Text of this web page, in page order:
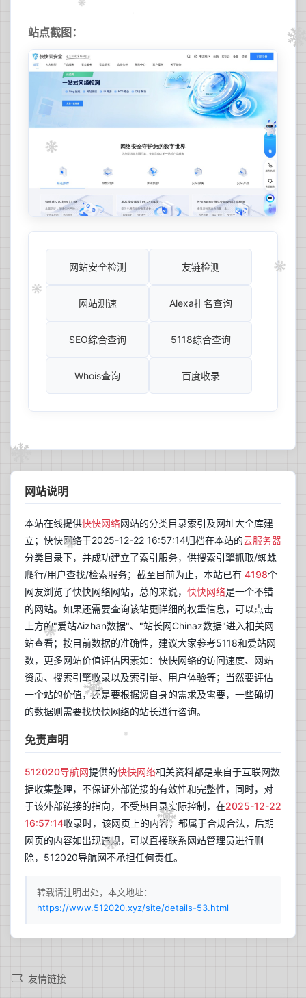
站点截图：
网站安全检测 友链检测
网站测速 Alexa排名查询
SEO综合查询 5118综合查询
Whois查询 百度收录
网站说明
本站在线提供快快网络网站的分类目录索引及网址大全库建
立；快快网络于2025-12-22 16:57:14归档在本站的云服务器
分类目录下，并成功建立了索引服务，供搜索引擎抓取/蜘蛛
爬行/用户查找/检索服务；截至目前为止，本站已有 4198个
网友浏览了快快网络网站，总的来说， 快快网络是一个不错
的网站。如果还需要查询该站更详细的权重信息，可以点击
上方的"爱站Aizhan数据"、"站长网Chinaz数据"进入相关网
站查看；按目前数据的准确性，建议大家参考5118和爱站网
数，更多网站价值评估因素如：快快网络的访问速度、网站
资质、搜索引擎收录以及索引量、用户体验等；当然要评估
一个站的价值，还是要根据您自身的需求及需要，一些确切
的数据则需要找快快网络的站长进行咨询。
免责声明
512020导航网提供的快快网络相关资料都是来自于互联网数
据收集整理，不保证外部链接的有效性和完整性，同时，对
于该外部链接的指向，不受热目录实际控制，在2025-12-22
16:57:14收录时，该网页上的内容，都属于合规合法，后期
网页的内容如出现违规，可以直接联系网站管理员进行删
除，512020导航网不承担任何责任。
转载请注明出处，本文地址：
https://www.512020.xyz/site/details-53.html
友情链接
36